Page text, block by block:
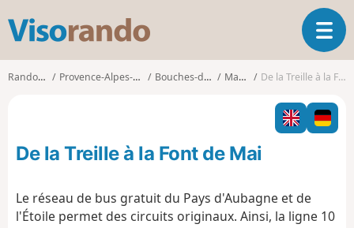
s
o
o
O
u
v
i
r
l
i
Randonnées Provence-Alpes-Côte d'Azur Bouches-du-Rhône Marseille De la Treille à la Font de Mai
De la Treille à la Font de Mai
Le réseau de bus gratuit du Pays d'Aubagne et de
l'Étoile permet des circuits originaux. Ainsi, la ligne 10